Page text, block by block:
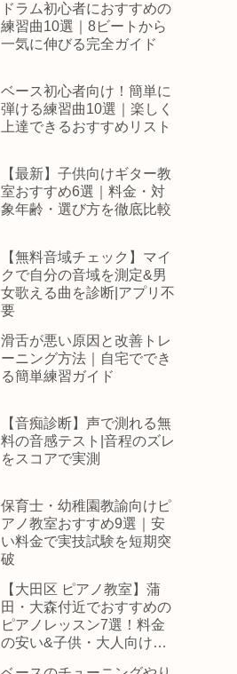
ドラム初心者におすすめの
練習曲10選｜8ビートから
一気に伸びる完全ガイド
ベース初心者向け！簡単に
弾ける練習曲10選｜楽しく
上達できるおすすめリスト
【最新】子供向けギター教
室おすすめ6選｜料金・対
象年齢・選び方を徹底比較
【無料音域チェック】マイ
クで自分の音域を測定&男
女歌える曲を診断|アプリ不
要
滑舌が悪い原因と改善トレ
ーニング方法｜自宅ででき
る簡単練習ガイド
【音痴診断】声で測れる無
料の音感テスト|音程のズレ
をスコアで実測
保育士・幼稚園教諭向けピ
アノ教室おすすめ9選｜安
い料金で実技試験を短期突
破
【大田区 ピアノ教室】蒲
田・大森付近でおすすめの
ピアノレッスン7選！料金
の安い&子供・大人向けス